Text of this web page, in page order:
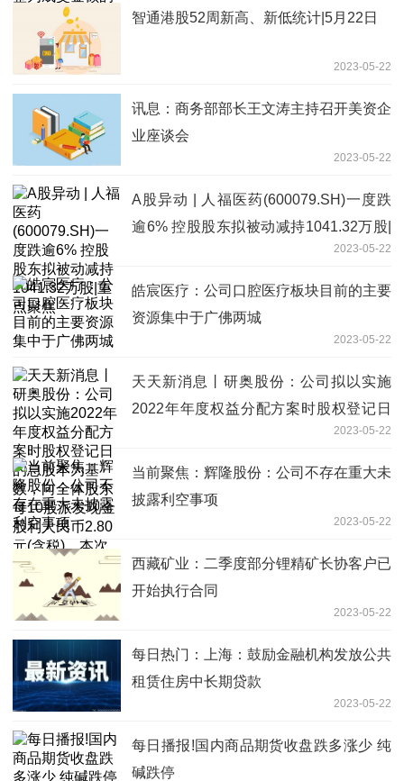
智通港股52周新高、新低统计|5月22日
2023-05-22
讯息：商务部部长王文涛主持召开美资企
业座谈会
2023-05-22
A股异动 | 人福医药(600079.SH)一度跌
逾6% 控股股东拟被动减持1041.32万股|
2023-05-22
皓宸医疗：公司口腔医疗板块目前的主要
资源集中于广佛两城
2023-05-22
天天新消息丨研奥股份：公司拟以实施
2022年年度权益分配方案时股权登记日
的总股本为基数，向全体股东每10股派
发现金股利人民币2.80元(含税)，本次分
配不转增不送红股
2023-05-22
当前聚焦：辉隆股份：公司不存在重大未
披露利空事项
2023-05-22
西藏矿业：二季度部分锂精矿长协客户已
开始执行合同
2023-05-22
每日热门：上海：鼓励金融机构发放公共
租赁住房中长期贷款
2023-05-22
每日播报!国内商品期货收盘跌多涨少 纯
碱跌停